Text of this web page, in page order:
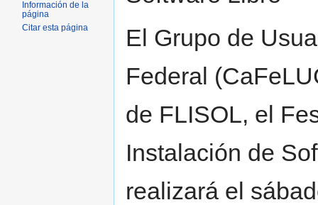
El Grupo de
Federal
de FLISOL, el
Instalación de
realizará el
Información de la
página
Citar esta página